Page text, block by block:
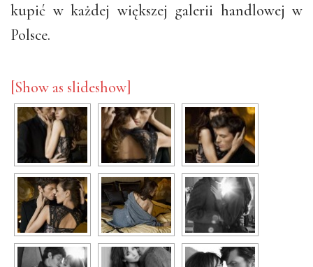
kupić w każdej większej galerii handlowej w
Polsce.
[Show as slideshow]